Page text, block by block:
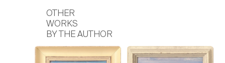
OTHER
WORKS
BY THE AUTHOR